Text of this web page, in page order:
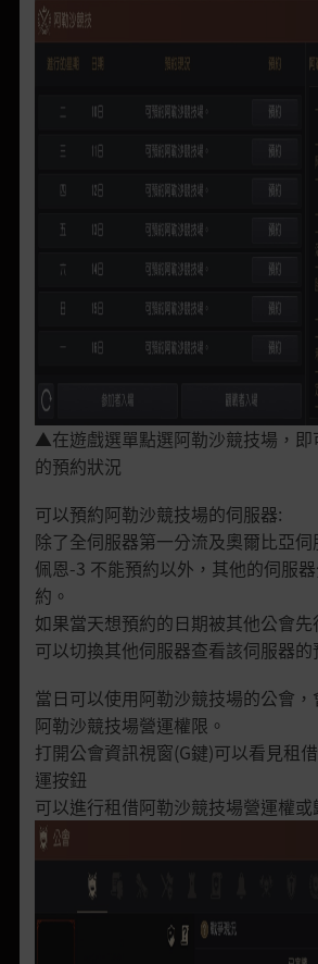
▲在遊戲選單點選阿勒沙競技場，即
的預約狀況
可以預約阿勒沙競技場的伺服器:
除了全伺服器第一分流及奧爾比亞
佩恩-3 不能預約以外，其他的伺服
約。
如果當天想預約的日期被其他公會
可以切換其他伺服器查看該伺服器的
當日可以使用阿勒沙競技場的公會
阿勒沙競技場營運權限。
打開公會資訊視窗(G鍵)可以看見租
運按鈕
可以進行租借阿勒沙競技場營運權